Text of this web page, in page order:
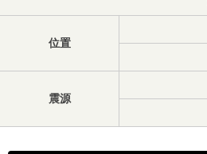
位置
震源